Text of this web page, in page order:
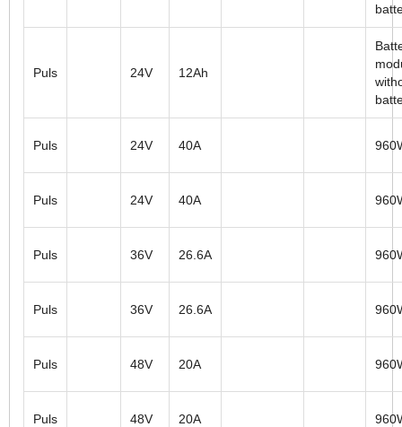
Puls 24V 12Ah
Puls 24V 40A
Puls 24V 40A
Puls 36V 26.6A
Puls 36V 26.6A
Puls 48V 20A
Puls 48V 20A